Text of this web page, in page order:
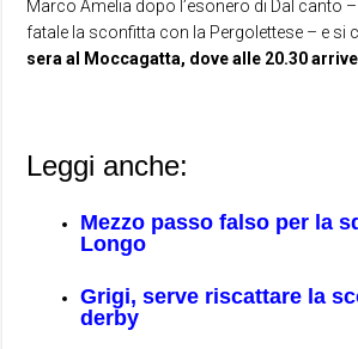
Marco Amelia dopo l’esonero di Dal canto
fatale la sconfitta con la Pergolettese – e si
sera al Moccagatta, dove alle 20.30
Leggi anche:
Mezzo passo falso per la
Longo
Grigi, serve riscattare la
derby